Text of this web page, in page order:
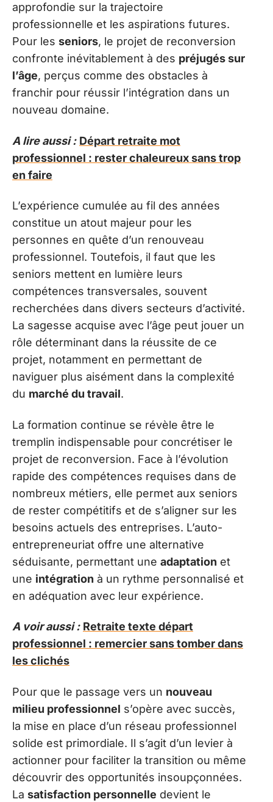
approfondie sur la trajectoire
professionnelle et les aspirations futures.
Pour les seniors, le projet de reconversion
confronte inévitablement à des préjugés sur
l’âge, perçus comme des obstacles à
franchir pour réussir l’intégration dans un
nouveau domaine.
A lire aussi : Départ retraite mot
professionnel : rester chaleureux sans trop
en faire
L’expérience cumulée au fil des années
constitue un atout majeur pour les
personnes en quête d’un renouveau
professionnel. Toutefois, il faut que les
seniors mettent en lumière leurs
compétences transversales, souvent
recherchées dans divers secteurs d’activité.
La sagesse acquise avec l’âge peut jouer un
rôle déterminant dans la réussite de ce
projet, notamment en permettant de
naviguer plus aisément dans la complexité
du marché du travail.
La formation continue se révèle être le
tremplin indispensable pour concrétiser le
projet de reconversion. Face à l’évolution
rapide des compétences requises dans de
nombreux métiers, elle permet aux seniors
de rester compétitifs et de s’aligner sur les
besoins actuels des entreprises. L’auto-
entrepreneuriat offre une alternative
séduisante, permettant une adaptation et
une intégration à un rythme personnalisé et
en adéquation avec leur expérience.
A voir aussi : Retraite texte départ
professionnel : remercier sans tomber dans
les clichés
Pour que le passage vers un nouveau
milieu professionnel s’opère avec succès,
la mise en place d’un réseau professionnel
solide est primordiale. Il s’agit d’un levier à
actionner pour faciliter la transition ou même
découvrir des opportunités insoupçonnées.
La satisfaction personnelle devient le